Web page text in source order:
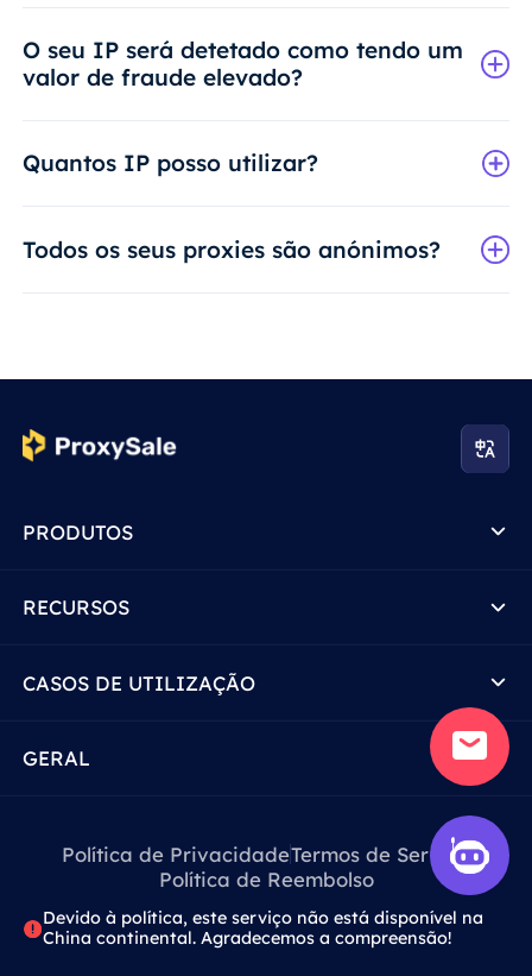
O seu IP será detetado como tendo um
valor de fraude elevado?
Quantos IP posso utilizar?
Todos os seus proxies são anónimos?
PRODUTOS
RECURSOS
CASOS DE UTILIZAÇÃO
GERAL
Política de PrivacidadeTermos de Serviço
Política de Reembolso
Devido à política, este serviço não está disponível na
China continental. Agradecemos a compreensão!